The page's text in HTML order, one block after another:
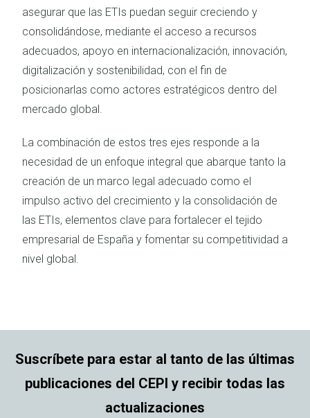
asegurar que las ETIs puedan seguir creciendo y
consolidándose, mediante el acceso a recursos
adecuados, apoyo en inter­nacionalización, innovación,
digitalización y sostenibilidad, con el fin de
posicionarlas como actores estratégicos dentro del
mercado global.
La combinación de estos tres ejes responde a la
necesidad de un enfoque integral que abarque tanto la
creación de un marco legal adecuado como el
impulso activo del crecimiento y la consolidación de
las ETIs, elementos clave para fortalecer el tejido
empresarial de España y fomentar su competitividad a
nivel global.
Suscríbete para estar al tanto de las últimas
publicaciones del CEPI y recibir todas las
actualizaciones